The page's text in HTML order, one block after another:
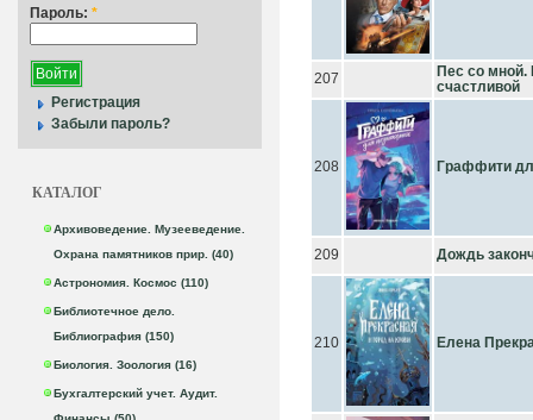
Пароль: *
Регистрация
Забыли пароль?
КАТАЛОГ
Архивоведение. Музееведение.
Охрана памятников прир. (40)
Астрономия. Космос (110)
Библиотечное дело.
Библиография (150)
Биология. Зоология (16)
Бухгалтерский учет. Аудит.
207
Пес со мной.
счастливой
208 Граффити
209 Дождь
210 Елена